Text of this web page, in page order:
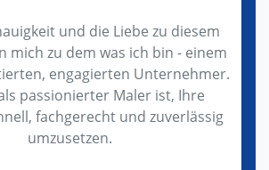
und die Liebe zu diesem
mich zu dem was ich bin - einem
engagierten Unternehmer.
passionierter Maler ist, Ihre
fachgerecht und zuverlässig
umzusetzen.